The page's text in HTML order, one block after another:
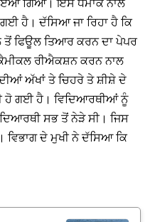
ਗਿਆ। ਇਸ ਧਮਾਕੇ ਨਾਲ
ਹੈ। ਦੱਸਿਆ ਜਾ ਰਿਹਾ ਹੈ ਕਿ
ਤੋਂ ਫਿਊਲ ਤਿਆਰ ਕਰਨ ਦਾ ਪੇਪਰ
ਰੀਐਕਸ਼ਨ ਕਰਨ ਨਾਲ
ਅੱਖਾਂ ਤੇ ਚਿਹਰੇ ਤੇ ਸ਼ੀਸ਼ੇ ਦੇ
ਹੋ ਗਈ ਹੈ। ਵਿਦਿਆਰਥੀਆਂ ਨੂੰ
ਸਭ ਤੋਂ ਨੇੜੇ ਸੀ। ਜਿਸ
ਵਿਭਾਗ ਦੇ ਮੁਖੀ ਨੇ ਦੱਸਿਆ ਕਿ